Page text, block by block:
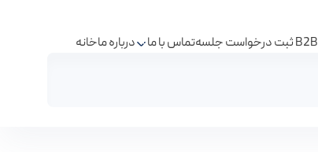
خانهدرباره ما تماس با ما ثبت درخواست جلسه B2B